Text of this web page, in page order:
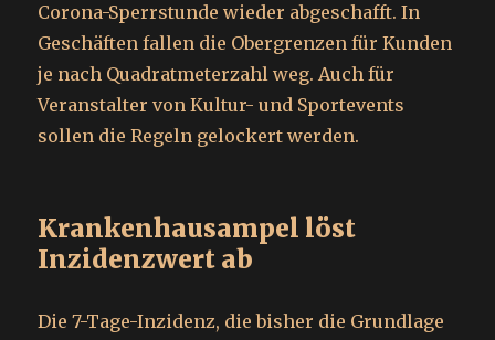
Corona-Sperrstunde wieder abgeschafft. In
Geschäften fallen die Obergrenzen für Kunden
je nach Quadratmeterzahl weg. Auch für
Veranstalter von Kultur- und Sportevents
sollen die Regeln gelockert werden.
Krankenhausampel löst
Inzidenzwert ab
Die 7-Tage-Inzidenz, die bisher die Grundlage